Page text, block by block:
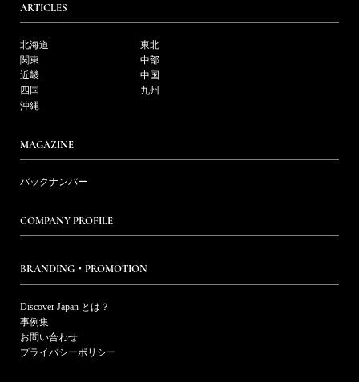
ARTICLES
北海道
東北
関東
中部
近畿
中国
四国
九州
沖縄
MAGAZINE
バックナンバー
COMPANY PROFILE
BRANDING・PROMOTION
Discover Japan とは？
事例集
お問い合わせ
プライバシーポリシー